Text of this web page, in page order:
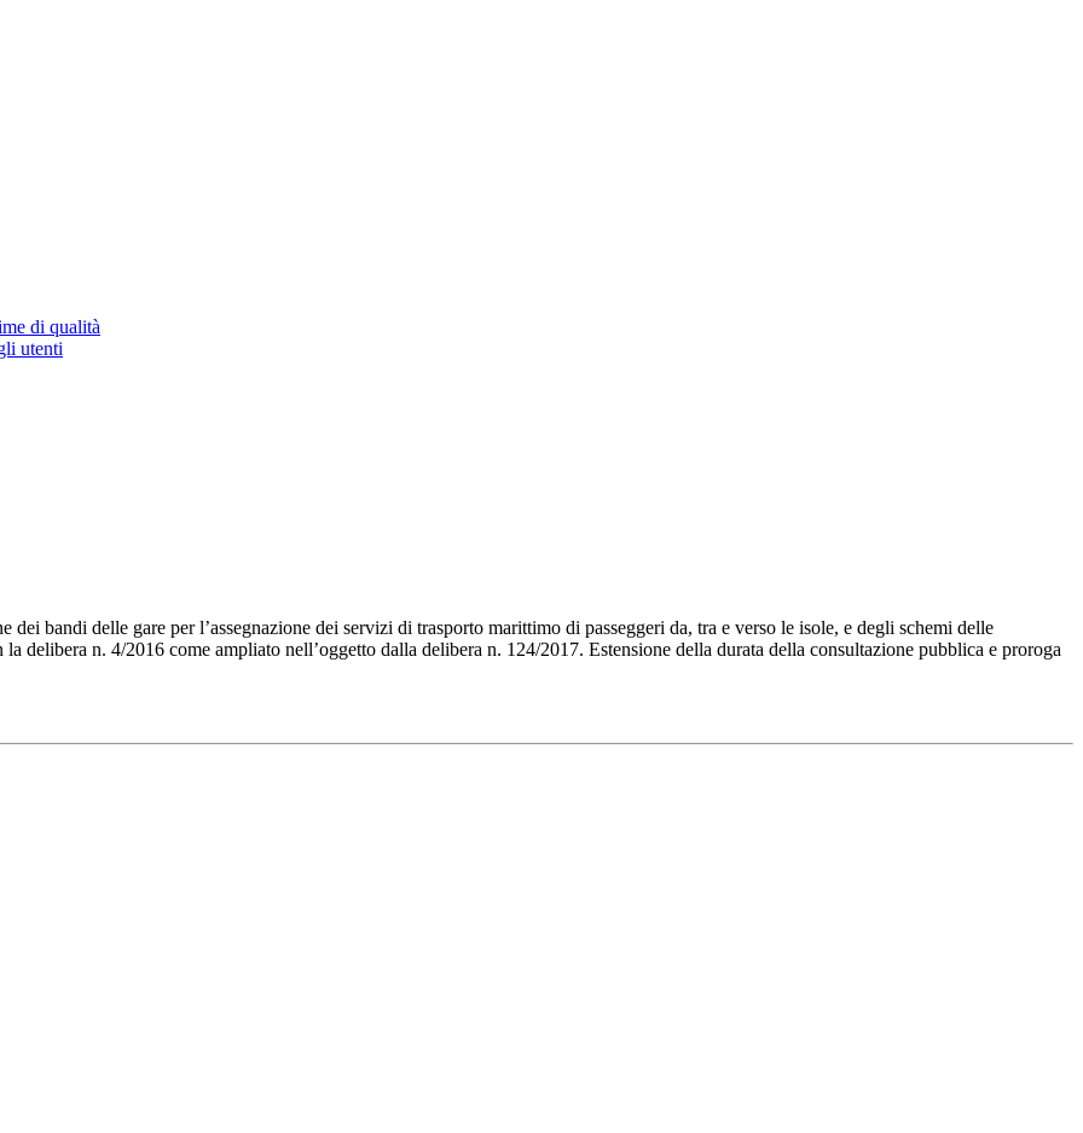
di qualità
utenti
bandi delle gare per l’assegnazione dei servizi di trasporto marittimo di passeggeri da, tra e verso le isole, e degli schemi delle
delibera n. 4/2016 come ampliato nell’oggetto dalla delibera n. 124/2017. Estensione della durata della consultazione pubblica e proroga